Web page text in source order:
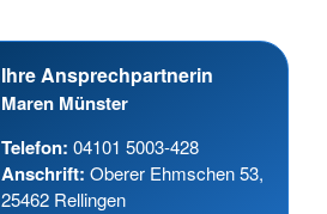
Ihre Ansprechpartnerin
Maren Münster
Telefon:04101 5003-428
Anschrift:Oberer Ehmschen 53,
25462 Rellingen